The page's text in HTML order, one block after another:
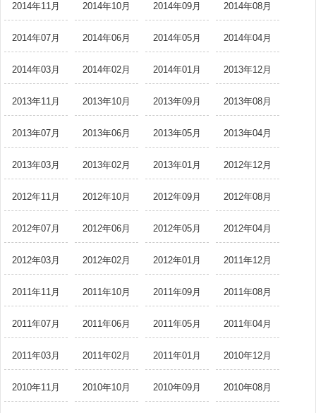
2014年11月 2014年10月 2014年09月 2014年08月
2014年07月 2014年06月 2014年05月 2014年04月
2014年03月 2014年02月 2014年01月 2013年12月
2013年11月 2013年10月 2013年09月 2013年08月
2013年07月 2013年06月 2013年05月 2013年04月
2013年03月 2013年02月 2013年01月 2012年12月
2012年11月 2012年10月 2012年09月 2012年08月
2012年07月 2012年06月 2012年05月 2012年04月
2012年03月 2012年02月 2012年01月 2011年12月
2011年11月 2011年10月 2011年09月 2011年08月
2011年07月 2011年06月 2011年05月 2011年04月
2011年03月 2011年02月 2011年01月 2010年12月
2010年11月 2010年10月 2010年09月 2010年08月